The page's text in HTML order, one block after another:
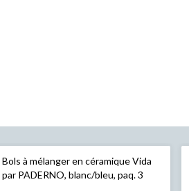
Bols à mélanger en céramique Vida
par PADERNO, blanc/bleu, paq. 3